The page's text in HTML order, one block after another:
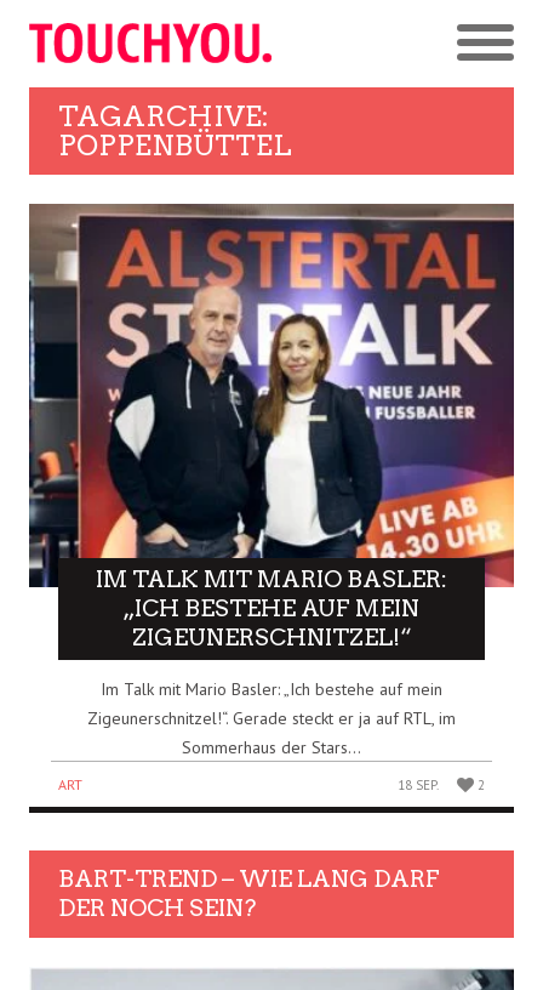
TAGARCHIVE:
POPPENBÜTTEL
IM TALK MIT MARIO BASLER:
„ICH BESTEHE AUF MEIN
ZIGEUNERSCHNITZEL!“
Im Talk mit Mario Basler: „Ich bestehe auf mein
Zigeunerschnitzel!“. Gerade steckt er ja auf RTL, im
Sommerhaus der Stars...
ART 18 SEP. 2
BART-TREND – WIE LANG DARF
DER NOCH SEIN?